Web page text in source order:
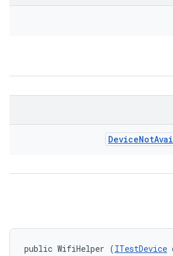
DeviceNot
public WifiHelper (ITestDevice